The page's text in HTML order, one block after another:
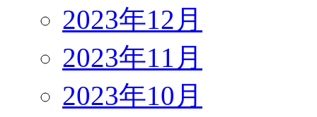
2023年12月
2023年11月
2023年10月